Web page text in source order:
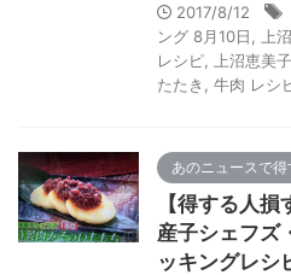
2017/8/12
ング 8月10日
上
レシピ
上沼恵美
たたき
牛肉 レシ
あのニュースで
【得する人
産子シェフズ
ッキングレシ